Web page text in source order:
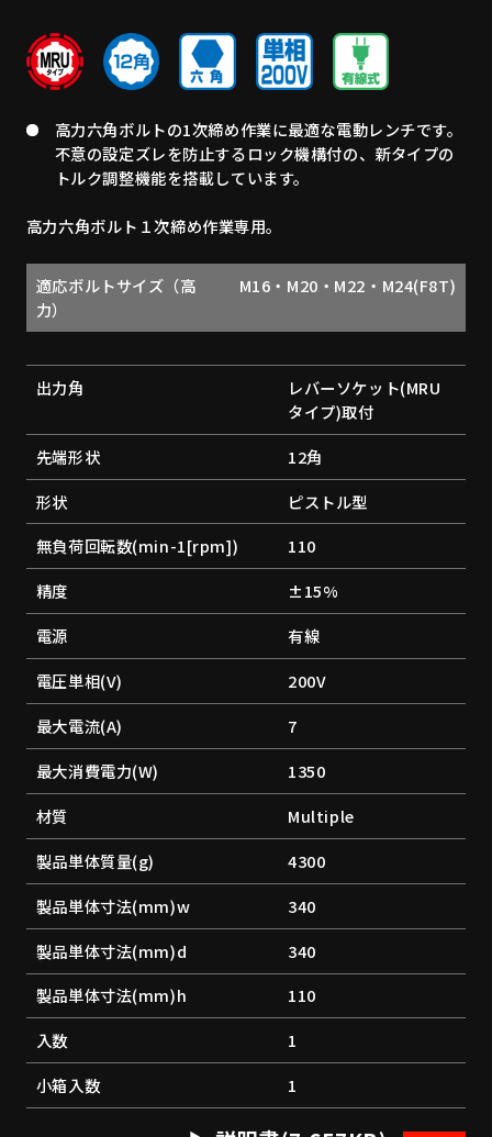
高力六角ボルトの1次締め作業に最適な電動レンチです。
不意の設定ズレを防止するロック機構付の、新タイプの
トルク調整機能を搭載しています。
高力六角ボルト１次締め作業専用。
適応ボルトサイズ（高
力）
M16・M20・M22・M24(F8T)
出力角
レバーソケット(MRU
タイプ)取付
先端形状
12角
形状
ピストル型
無負荷回転数(min-1[rpm])
110
精度
±15%
電源
有線
電圧単相(V)
200V
最大電流(A)
7
最大消費電力(W)
1350
材質
Multiple
製品単体質量(g)
4300
製品単体寸法(mm)w
340
製品単体寸法(mm)d
340
製品単体寸法(mm)h
110
入数
1
小箱入数
1